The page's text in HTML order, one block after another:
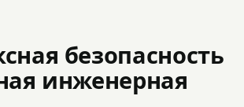
безопасность
инженерная